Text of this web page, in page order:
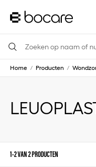
Home / Producten /
1-2 VAN 2 PRODUCTEN